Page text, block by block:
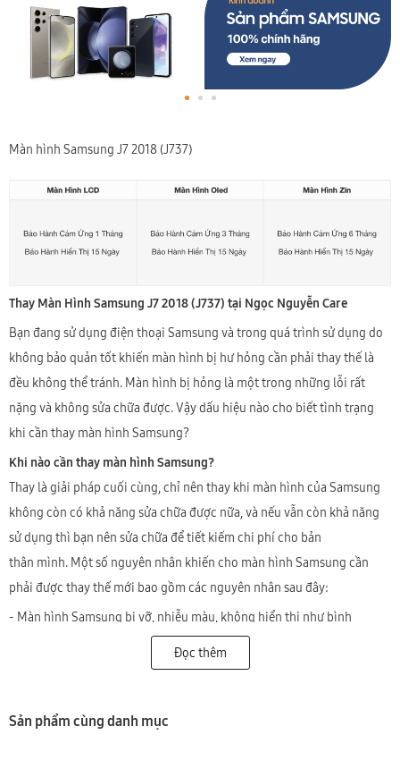
Màn hình Samsung J7 2018 (J737)
Thay Màn Hình Samsung J7 2018 (J737) tại Ngọc Nguyễn Care
Bạn đang sử dụng điện thoại Samsung và trong quá trình sử dụng do
không bảo quản tốt khiến màn hình bị hư hỏng cần phải thay thế là
đều không thể tránh. Màn hình bị hỏng là một trong những lỗi rất
nặng và không sửa chữa được. Vậy dấu hiệu nào cho biết tình trạng
khi cần thay màn hình Samsung?
Khi nào cần thay màn hình Samsung?
Thay là giải pháp cuối cùng, chỉ nên thay khi màn hình của Samsung
không còn có khả năng sửa chữa được nữa, và nếu vẫn còn khả năng
sử dụng thì bạn nên sửa chữa để tiết kiếm chi phí cho bản
thân mình. Một số nguyên nhân khiến cho màn hình Samsung cần
phải được thay thế mới bao gồm các nguyên nhân sau đây:
- Màn hình Samsung bị vỡ, nhiễu màu, không hiển thị như bình
thường dù cảm ứng vẫn hoạt động được bình thường.
- Màn hình Samsung bị sọc, chảy mực.
Đọc thêm
Sản phẩm cùng danh mục